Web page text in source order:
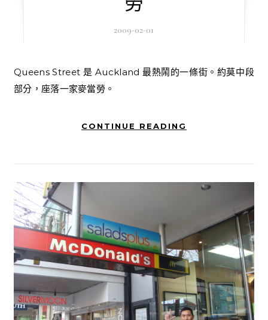
2009-02-01
Queens Street 是 Auckland 最熱鬧的一條街。約莫中段
部分，座落一家麥當勞。
CONTINUE READING